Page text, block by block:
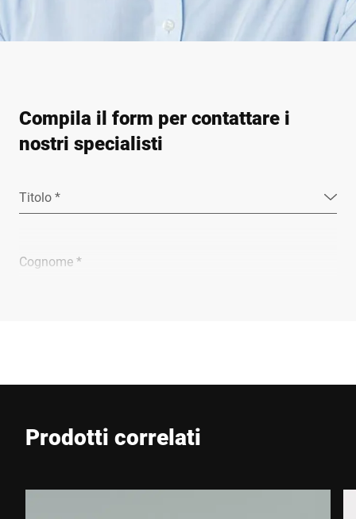
Compila il form per contattare i
nostri specialisti
Titolo *
Cognome *
E-mail *
Prodotti correlati